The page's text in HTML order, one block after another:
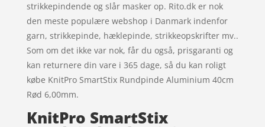
strikkepindende og slår masker op. Rito.dk er nok
den meste populære webshop i Danmark indenfor
garn, strikkepinde, hæklepinde, strikkeopskrifter mv..
Som om det ikke var nok, får du også, prisgaranti og
kan returnere din vare i 365 dage, så du kan roligt
købe KnitPro SmartStix Rundpinde Aluminium 40cm
Rød 6,00mm.
KnitPro SmartStix